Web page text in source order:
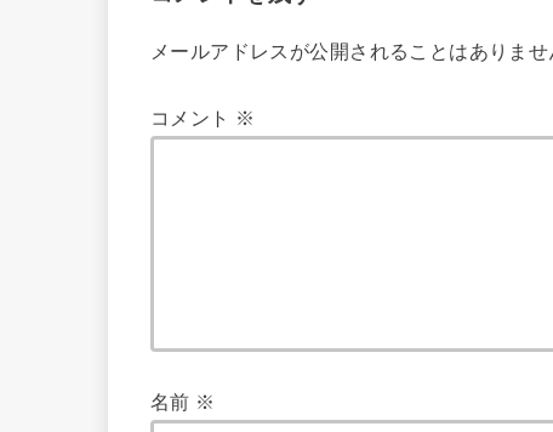
メールアドレスが公開されることはありませ
コメント ※
名前 ※